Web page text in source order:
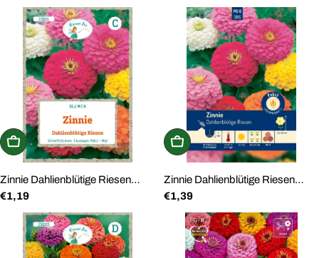
Preis
Preis
In den Warenkorb
Zinnie Dahlienblütige Riesen
Saatgut
Regulärer
Preis
€1,19
In den Warenkorb
Zinnie Dahlienblütige Riesen
Saatgut
Regulärer
Preis
€1,39